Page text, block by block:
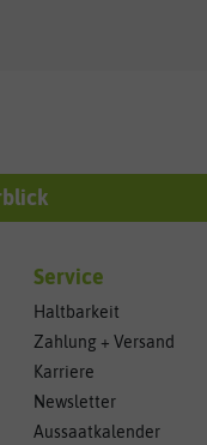
Service
Haltbarkeit
Zahlung + Versand
Karriere
Newsletter
Aussaatkalender